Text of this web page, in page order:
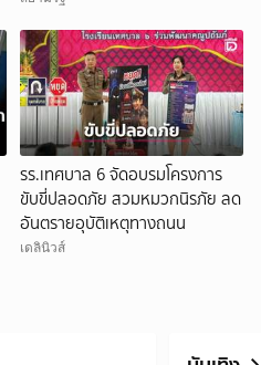
รร.เทศบาล 6 จัดอบรมโครงการ
ขับขี่ปลอดภัย สวมหมวกนิรภัย ลด
อันตรายอุบัติเหตุทางถนน
เดลินิวส์